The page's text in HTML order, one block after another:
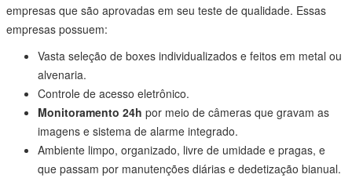
empresas que são aprovadas em seu teste de qualidade. Essas
empresas possuem:
Vasta seleção de boxes individualizados e feitos em metal ou
alvenaria.
Controle de acesso eletrônico.
Monitoramento 24h por meio de câmeras que gravam as
imagens e sistema de alarme integrado.
Ambiente limpo, organizado, livre de umidade e pragas, e
que passam por manutenções diárias e dedetização bianual.